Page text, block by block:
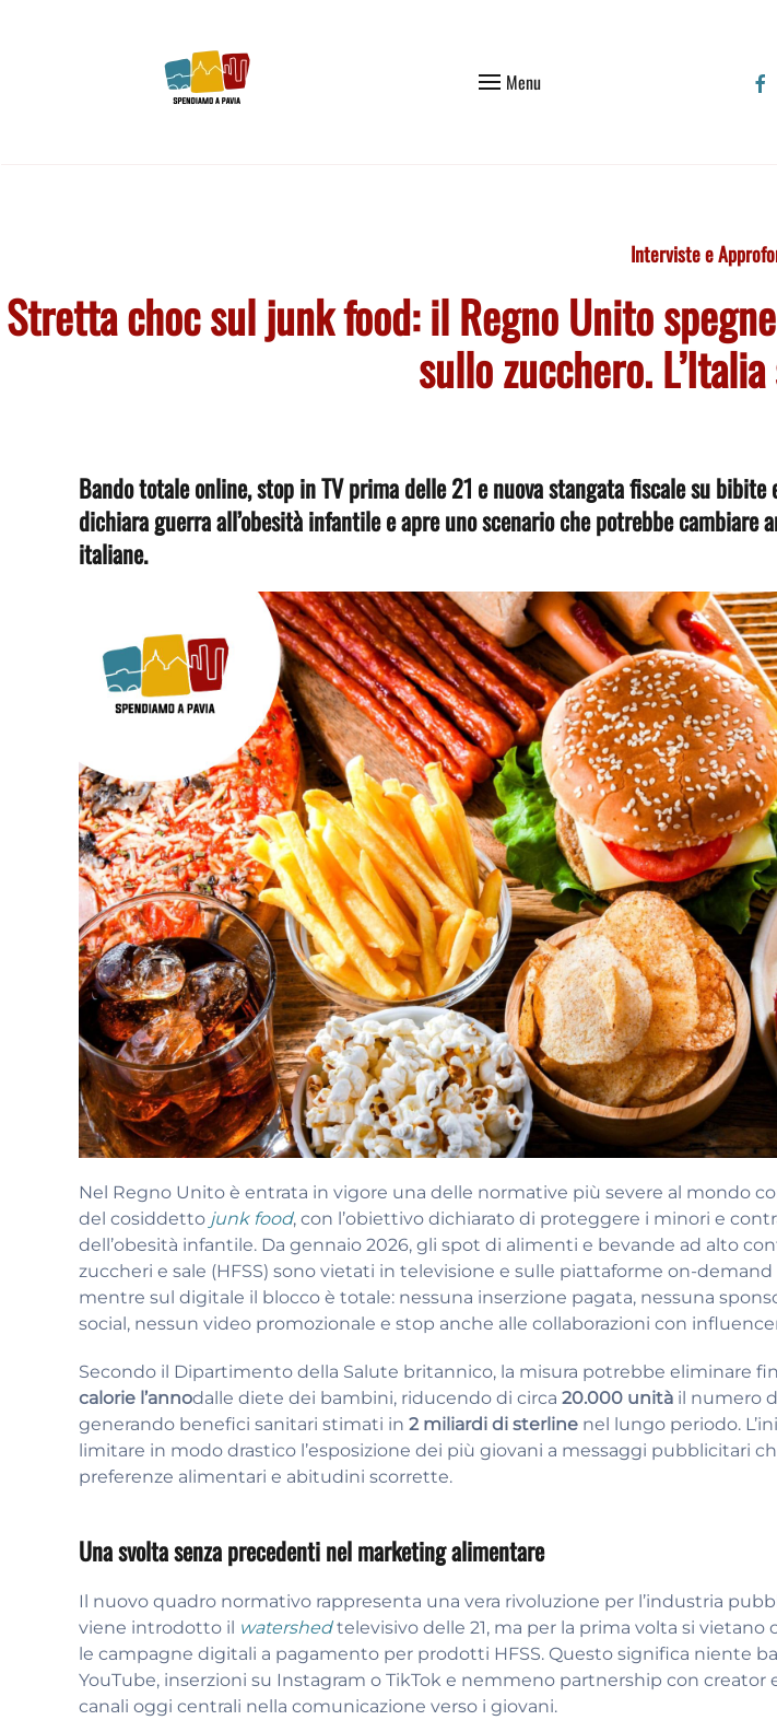
Skip to main content
Menu
Interviste e
Stretta choc sul junk food: il Regno Unito
sullo zucchero.
Bando totale online, stop in TV prima delle 21 e nuova stangata fiscale su bibite
dichiara guerra all’obesità infantile e apre uno scenario che potrebbe cambiare
italiane.
Nel Regno Unito è entrata in vigore una delle normative più severe al mondo
del cosiddetto junk food, con l’obiettivo dichiarato di proteggere i minori e
dell’obesità infantile. Da gennaio 2026, gli spot di alimenti e bevande ad alto
zuccheri e sale (HFSS) sono vietati in televisione e sulle piattaforme on-demand
mentre sul digitale il blocco è totale: nessuna inserzione pagata, nessuna
social, nessun video promozionale e stop anche alle collaborazioni con
Secondo il Dipartimento della Salute britannico, la misura potrebbe eliminare
calorie l’annodalle diete dei bambini, riducendo di circa 20.000 unità il numero
generando benefici sanitari stimati in 2 miliardi di sterline nel lungo periodo.
limitare in modo drastico l’esposizione dei più giovani a messaggi pubblicitari
preferenze alimentari e abitudini scorrette.
Una svolta senza precedenti nel marketing alimentare
Il nuovo quadro normativo rappresenta una vera rivoluzione per l’industria
viene introdotto il watershedtelevisivo delle 21, ma per la prima volta si
le campagne digitali a pagamento per prodotti HFSS. Questo significa niente
YouTube, inserzioni su Instagram o TikTok e nemmeno partnership con creator
canali oggi centrali nella comunicazione verso i giovani.